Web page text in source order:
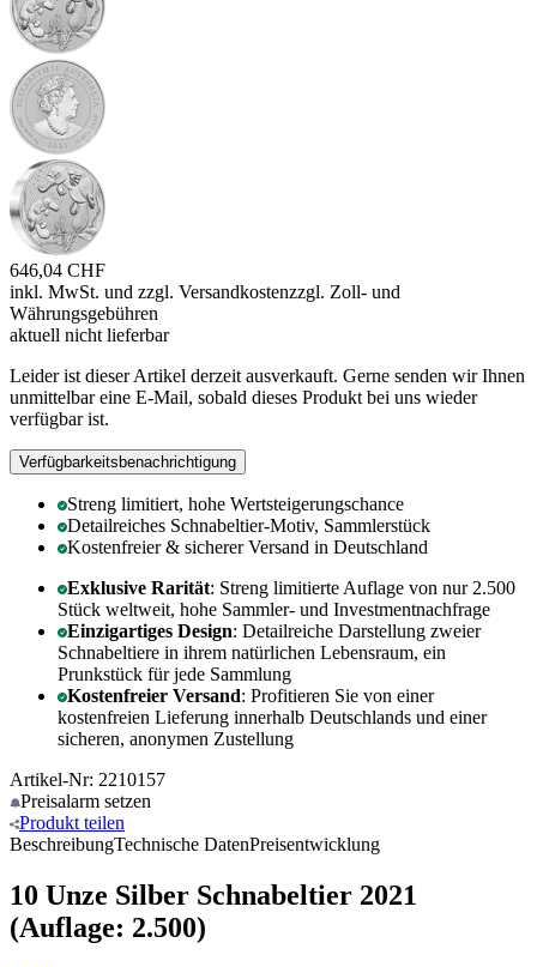
646,04 CHF
inkl. MwSt. und zzgl. Versandkostenzzgl. Zoll- und
Währungsgebühren
aktuell nicht lieferbar
Leider ist dieser Artikel derzeit ausverkauft. Gerne senden wir Ihnen
unmittelbar eine E-Mail, sobald dieses Produkt bei uns wieder
verfügbar ist.
Verfügbarkeitsbenachrichtigung
Streng limitiert, hohe Wertsteigerungschance
Detailreiches Schnabeltier-Motiv, Sammlerstück
Kostenfreier & sicherer Versand in Deutschland
Exklusive Rarität: Streng limitierte Auflage von nur 2.500
Stück weltweit, hohe Sammler- und Investmentnachfrage
Einzigartiges Design: Detailreiche Darstellung zweier
Schnabeltiere in ihrem natürlichen Lebensraum, ein
Prunkstück für jede Sammlung
Kostenfreier Versand: Profitieren Sie von einer
kostenfreien Lieferung innerhalb Deutschlands und einer
sicheren, anonymen Zustellung
Artikel-Nr: 2210157
Preisalarm setzen
Produkt teilen
BeschreibungTechnische DatenPreisentwicklung
10 Unze Silber Schnabeltier 2021
(Auflage: 2.500)